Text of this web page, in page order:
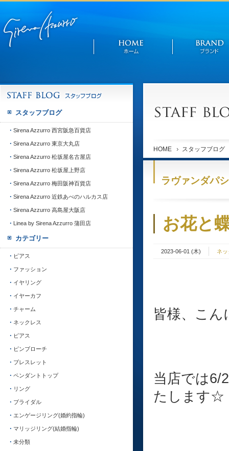
HOME スタッフブログ
ラヴァンダパ
お花と
2023-06-01 (木) ネ
皆様、こん
当店では6/
たします☆
スタッフブログ
Sirena Azzurro 西宮阪急百貨店
Sirena Azzurro 東京大丸店
Sirena Azzurro 松坂屋名古屋店
Sirena Azzurro 松坂屋上野店
Sirena Azzurro 梅田阪神百貨店
Sirena Azzurro 近鉄あべのハルカス店
Sirena Azzurro 高島屋大阪店
Linea by Sirena Azzurro 蒲田店
カテゴリー
ピアス
ファッション
イヤリング
イヤーカフ
チャーム
ネックレス
ピアス
ピンブローチ
ブレスレット
ペンダントトップ
リング
ブライダル
エンゲージリング(婚約指輪)
マリッジリング(結婚指輪)
未分類